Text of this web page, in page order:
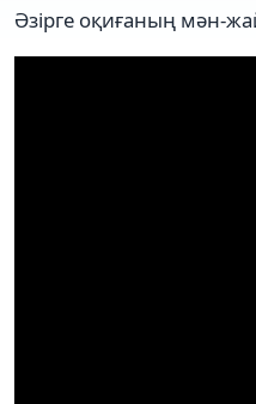
Әзірге оқиғаның мән-